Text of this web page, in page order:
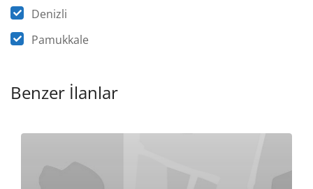
Denizli
Pamukkale
Benzer İlanlar